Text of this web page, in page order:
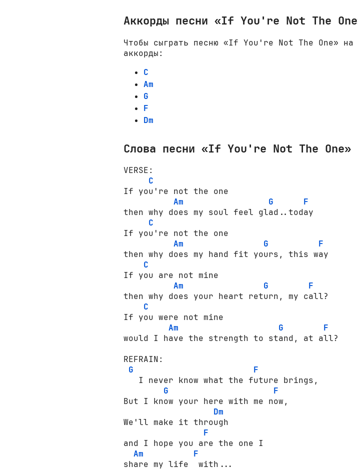
Аккорды песни «If You're Not The
Чтобы сыграть песню «If You're Not The One» на
аккорды:
C
Am
G
F
Dm
Слова песни «If You're Not The One»
VERSE:
C
If you're not the one
Am
G
F
then why does my soul feel glad..today
C
If you're not the one
Am
G
F
then why does my hand fit yours, this way
C
If you are not mine
Am
G
F
then why does your heart return, my call?
C
If you were not mine
Am
G
F
would I have the strength to stand, at all?
REFRAIN:
G
F
   I never know what the future brings,
G
F
But I know your here with me now,
Dm
We'll make it through
F
and I hope you are the one I
Am
F
share my life  with...